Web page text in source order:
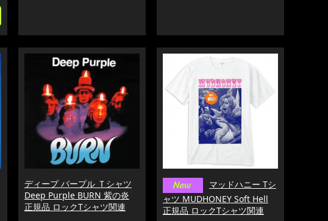
ディープ パープル Ｔシャツ
Deep Purple BURN 紫の炎
正規品 ロックTシャツ関連
マッドハニー Tシ
ャツ MUDHONEY Soft Hell
正規品 ロックTシャツ関連